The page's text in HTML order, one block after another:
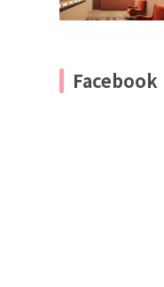
Facebook